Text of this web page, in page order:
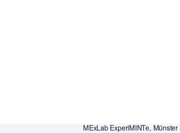
MExLab ExperiMINTe, Münster